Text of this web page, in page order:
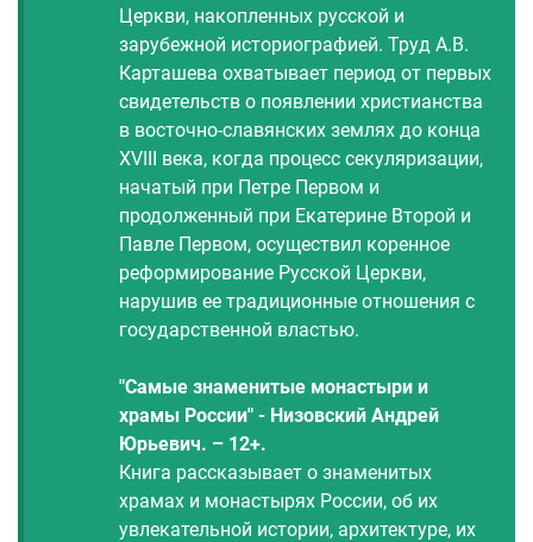
Церкви, накопленных русской и
зарубежной историографией. Труд А.В.
Карташева охватывает период от первых
свидетельств о появлении христианства
в восточно-славянских землях до конца
XVIII века, когда процесс секуляризации,
начатый при Петре Первом и
продолженный при Екатерине Второй и
Павле Первом, осуществил коренное
реформирование Русской Церкви,
нарушив ее традиционные отношения с
государственной властью.
"Самые знаменитые монастыри и
храмы России" - Низовский Андрей
Юрьевич. – 12+.
Книга рассказывает о знаменитых
храмах и монастырях России, об их
увлекательной истории, архитектуре, их